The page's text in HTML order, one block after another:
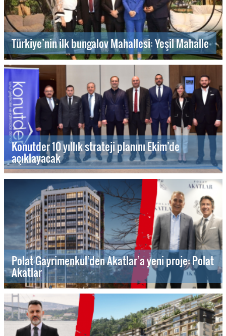
Türkiye’nin ilk bungalov Mahallesi: Yeşil Mahalle
Konutder 10 yıllık strateji planını Ekim’de
açıklayacak
Polat Gayrimenkul’den Akatlar’a yeni proje: Polat
Akatlar